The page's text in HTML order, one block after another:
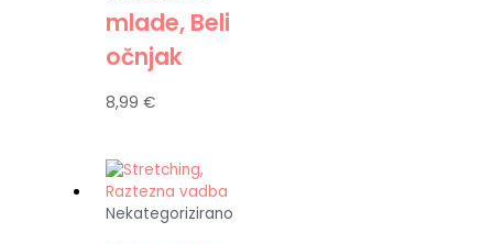
mlade, Beli
očnjak
8,99€
Nekategorizirano